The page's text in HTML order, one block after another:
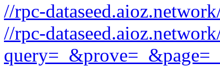
//rpc-
//rpc-